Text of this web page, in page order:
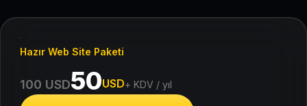
Hazır Web Site Paketi
100 USD50USD+ KDV / yıl